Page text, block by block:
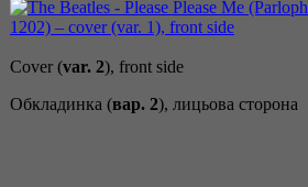
Cover (var. 2), front side
Обкладинка (вар. 2), лицьова сторона